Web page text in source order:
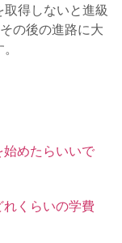
得しないと進級
の後の進路に大
めたらいいで
くらいの学費